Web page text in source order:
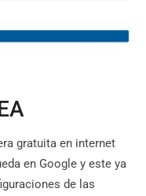
gratuita en internet
en Google y este ya
de las